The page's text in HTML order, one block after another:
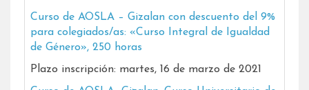
Curso de AOSLA – Gizalan con descuento del 9%
para colegiados/as: «Curso Integral de Igualdad
de Género», 250 horas
Plazo inscripción: martes, 16 de marzo de 2021